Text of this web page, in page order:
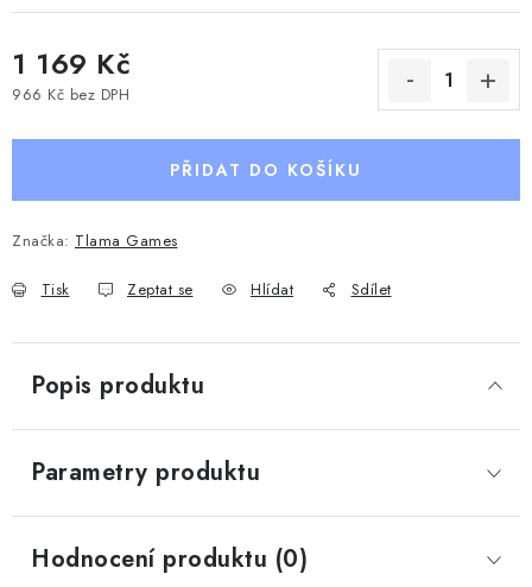
1 169 Kč
966 Kč bez DPH
PŘIDAT DO KOŠÍKU
Značka: Tlama Games
Tisk Zeptat se Hlídat Sdílet
Popis produktu
Parametry produktu
Hodnocení produktu (0)